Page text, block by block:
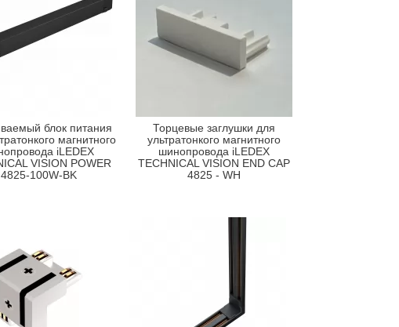
блок питания
магнитного
iLEDEX
VISION POWER
4825-100W-BK
Торцевые заглушки для
ультратонкого магнитного
шинопровода iLEDEX
TECHNICAL VISION END CAP
4825 - WH